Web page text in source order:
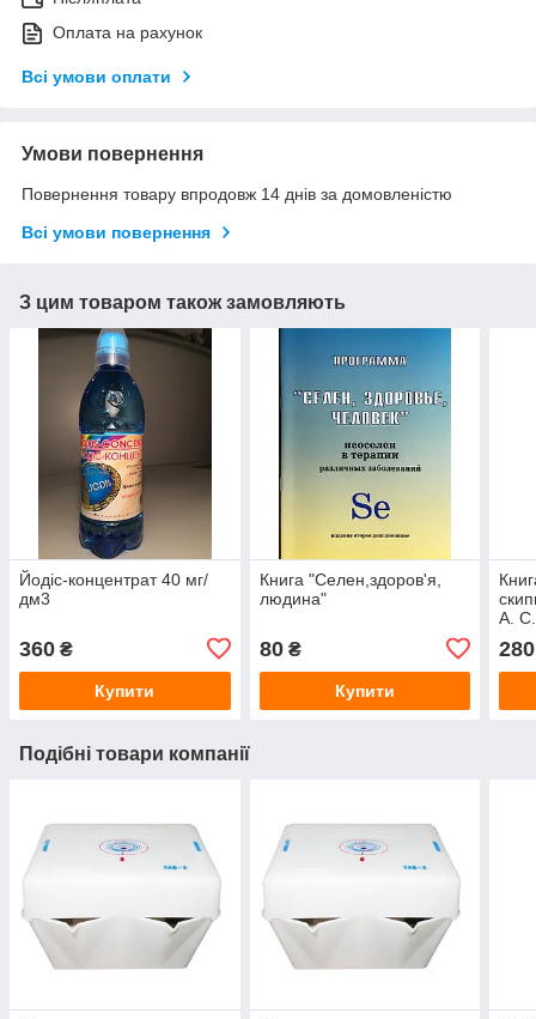
Оплата на рахунок
Всі умови оплати
Умови повернення
Повернення товару впродовж 14 днів за домовленістю
Всі умови повернення
З цим товаром також замовляють
Йодіс-концентрат 40 мг/
дм3
360 ₴
Купити
Книга "Селен,здоров'я,
людина"
80₴
Купити
А. С.
Д.
280
Подібні товари компанії